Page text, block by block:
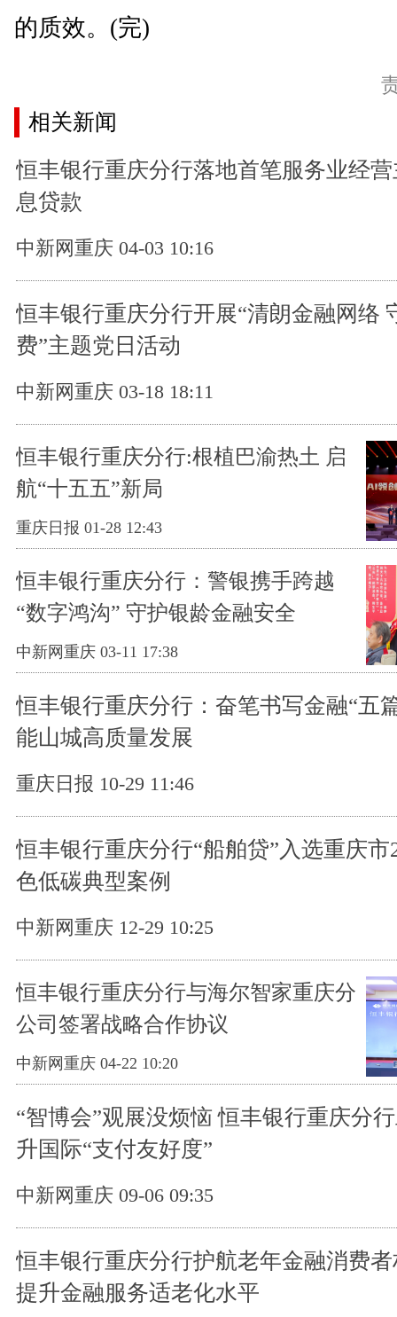
的质效。(完)
相关新闻
恒丰银行重庆分行落地首笔服务业经
息贷款
中新网重庆 04-03 10:16
恒丰银行重庆分行开展“清朗金融网络
费”主题党日活动
中新网重庆 03-18 18:11
恒丰银行重庆分行:根植巴渝热土 启
航“十五五”新局
重庆日报 01-28 12:43
恒丰银行重庆分行：警银携手跨越
“数字鸿沟” 守护银龄金融安全
中新网重庆 03-11 17:38
恒丰银行重庆分行：奋笔书写金融“五
能山城高质量发展
重庆日报 10-29 11:46
恒丰银行重庆分行“船舶贷”入选重庆市
色低碳典型案例
中新网重庆 12-29 10:25
恒丰银行重庆分行与海尔智家重庆分
公司签署战略合作协议
中新网重庆 04-22 10:20
“智博会”观展没烦恼 恒丰银行重庆分
升国际“支付友好度”
中新网重庆 09-06 09:35
恒丰银行重庆分行护航老年金融消费
提升金融服务适老化水平